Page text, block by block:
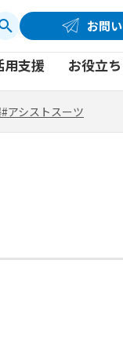
お問
品一覧
員ブログ
#アシストスーツ お問
品一覧
用支援 お役立
員ブログ
#アシストスーツ